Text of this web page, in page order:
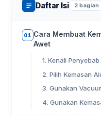
Daftar Isi 2 bagian
01 Cara Membuat
Awet
1. Kenali
2. Pilih Kemasan
3. Gunakan
4. Gunakan